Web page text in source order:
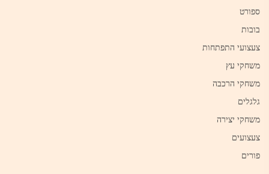
ספורט
בובות
צעצועי התפתחות
משחקי עץ
משחקי הרכבה
גלגלים
משחקי יצירה
צעצועים
פורים